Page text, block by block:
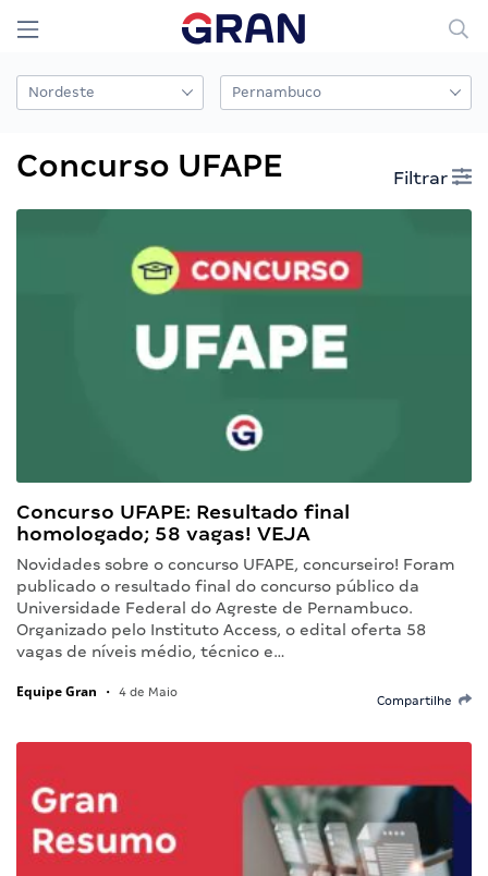
Concurso UFAPE Filtrar
Concurso UFAPE: Resultado final
homologado; 58 vagas! VEJA
Novidades sobre o concurso UFAPE, concurseiro! Foram
publicado o resultado final do concurso público da
Universidade Federal do Agreste de Pernambuco.
Organizado pelo Instituto Access, o edital oferta 58
vagas de níveis médio, técnico e…
Equipe Gran • 4 de Maio
Compartilhe